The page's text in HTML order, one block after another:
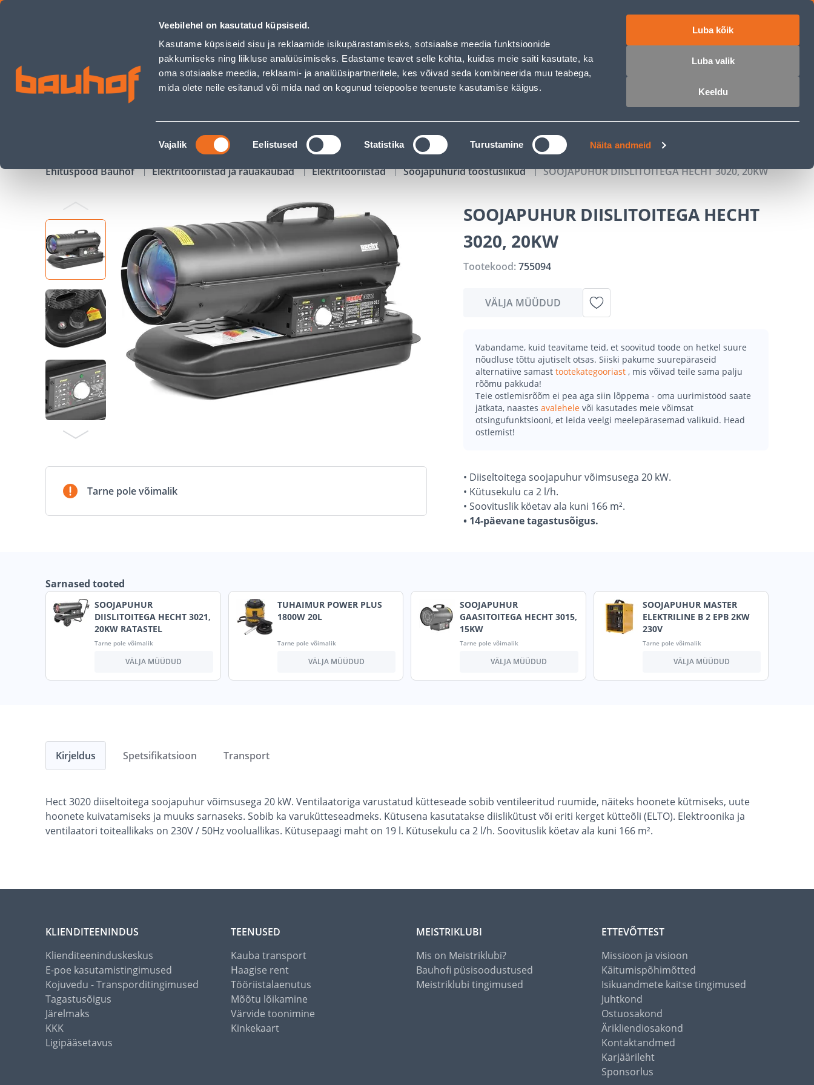
Veebilehel on kasutatud küpsiseid.
Kasutame küpsiseid sisu ja reklaamide isikupärastamiseks, sotsiaalse meedia funktsioonide
pakkumiseks ning liikluse analüüsimiseks. Edastame teavet selle kohta, kuidas meie saiti kasutate, ka
oma sotsiaalse meedia, reklaami- ja analüüsipartneritele, kes võivad seda kombineerida muu teabega,
mida olete neile esitanud või mida nad on kogunud teiepoolse teenuste kasutamise käigus.
Nõusoleku
valik
Vajalik Eelistused Statistika Turustamine Näita andmeid
Luba kõik
Luba valik
Keeldu
SOOJAPUHUR DIISLITOITEGA HECHT 3020, 20KW - Bauhof has loaded
Äriklienditeenindus Klienditeenindus Teenused Karjäärileht
OTSI Logi sisse
KAMPAANIAD KATALOOGID TÖÖRIISTALAENUTUS JÄRELMAKS
Ehituspood Bauhof Elektritööriistad ja rauakaubad Elektritööriistad Soojapuhurid tööstuslikud SOOJAPUHUR DIISLITOITEGA HECHT 3020, 20KW
Tarne pole võimalik
SOOJAPUHUR DIISLITOITEGA HECHT
3020, 20KW
Tootekood:755094
VÄLJA MÜÜDUD
Vabandame, kuid teavitame teid, et soovitud toode on hetkel suure
nõudluse tõttu ajutiselt otsas. Siiski pakume suurepäraseid
alternatiive samast tootekategooriast , mis võivad teile sama palju
rõõmu pakkuda!
Teie ostlemisrõõm ei pea aga siin lõppema - oma uurimistööd saate
jätkata, naastes avalehele või kasutades meie võimsat
otsingufunktsiooni, et leida veelgi meelepärasemad valikuid. Head
ostlemist!
• Diiseltoitega soojapuhur võimsusega 20 kW.
• Kütusekulu ca 2 l/h.
• Soovituslik köetav ala kuni 166 m².
• 14-päevane tagastusõigus.
Sarnased tooted
SOOJAPUHUR
DIISLITOITEGA HECHT 3021,
20KW RATASTEL
Tarne pole võimalik
VÄLJA MÜÜDUD
TUHAIMUR POWER PLUS
1800W 20L
Tarne pole võimalik
VÄLJA MÜÜDUD
SOOJAPUHUR
GAASITOITEGA HECHT 3015,
15KW
Tarne pole võimalik
VÄLJA MÜÜDUD
SOOJAPUHUR MASTER
ELEKTRILINE B 2 EPB 2KW
230V
Tarne pole võimalik
VÄLJA MÜÜDUD
Kirjeldus
Hect 3020 diiseltoitega soojapuhur võimsusega 20 kW. Ventilaatoriga varustatud kütteseade sobib ventileeritud ruumide, näiteks hoonete kütmiseks, uute
hoonete kuivatamiseks ja muuks sarnaseks. Sobib ka varukütteseadmeks. Kütusena kasutatakse diislikütust või eriti kerget kütteõli (ELTO). Elektroonika ja
ventilaatori toiteallikaks on 230V / 50Hz vooluallikas. Kütusepaagi maht on 19 l. Kütusekulu ca 2 l/h. Soovituslik köetav ala kuni 166 m².
Spetsifikatsioon Transport
KLIENDITEENINDUS
Klienditeeninduskeskus
E-poe kasutamistingimused
Kojuvedu - Transporditingimused
Tagastusõigus
Järelmaks
KKK
Ligipääsetavus
TEENUSED
Kauba transport
Haagise rent
Tööriistalaenutus
Mõõtu lõikamine
Värvide toonimine
Kinkekaart
MEISTRIKLUBI
Mis on Meistriklubi?
Bauhofi püsisoodustused
Meistriklubi tingimused
ETTEVÕTTEST
Missioon ja visioon
Käitumispõhimõtted
Isikuandmete kaitse tingimused
Juhtkond
Ostuosakond
Ärikliendiosakond
Kontaktandmed
Karjäärileht
Sponsorlus